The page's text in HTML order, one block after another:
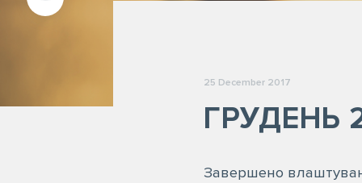
25 December 2017
ГРУДЕНЬ
Завершено